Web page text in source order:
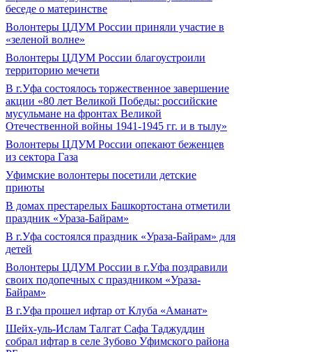
беседе о материнстве
Волонтеры ЦДУМ России приняли участие в
«зеленой волне»
Волонтеры ЦДУМ России благоустроили
территорию мечети
В г.Уфа состоялось торжественное завершение
акции «80 лет Великой Победы: российские
мусульмане на фронтах Великой
Отечественной войны 1941-1945 гг. и в тылу»
Волонтеры ЦДУМ России опекают беженцев
из сектора Газа
Уфимские волонтеры посетили детские
приюты
В домах престарелых Башкортостана отметили
праздник «Ураза-Байрам»
В г.Уфа состоялся праздник «Ураза-Байрам» для
детей
Волонтеры ЦДУМ России в г.Уфа поздравили
своих подопечных с праздником «Ураза-
Байрам»
В г.Уфа прошел ифтар от Клуба «Аманат»
Шейх-уль-Ислам Талгат Сафа Таджуддин
собрал ифтар в селе Зубово Уфимского района